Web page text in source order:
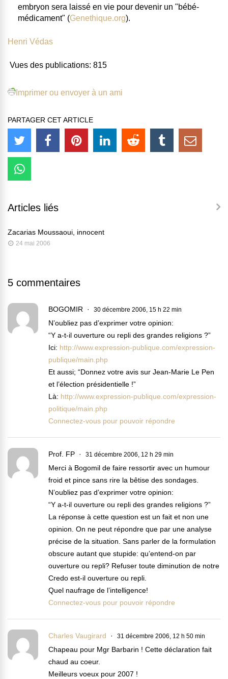
embryon sera laissé en vie pour devenir un "bébé-
médicament" (Genethique.org).
Henri Védas
Vues des publications: 815
Imprimer ou envoyer à un ami
PARTAGER CET ARTICLE
Articles liés
Zacarias Moussaoui, innocent
24 mai 2006
5 commentaires
BOGOMIR 30 décembre 2006, 15 h 22 min
N’oubliez pas d’exprimer votre opinion:
“Y a-t-il ouverture ou repli des grandes religions ?”
Ici: http://www.expression-publique.com/expression-
publique/main.php
Et aussi; “Donnez votre avis sur Jean-Marie Le Pen
et l’élection présidentielle !”
Là: http://www.expression-publique.com/expression-
politique/main.php
Connectez-vous pour pouvoir répondre
Prof. FP 31 décembre 2006, 12 h 29 min
Merci à Bogomil de faire ressortir avec un humour
froid et pince sans rire la bêtise des sondages.
N’oubliez pas d’exprimer votre opinion:
“Y a-t-il ouverture ou repli des grandes religions ?”
La réponse à cette question est un fait et non une
opinion. On ne peut répondre que par une analyse
précise de la situation. Sans parler de la formulation
obscure autant que stupide: qu’entend-on par
ouverture ou repli? Refuser toute diminution de notre
Credo est-il ouverture ou repli.
Quel naufrage de l’intelligence!
Connectez-vous pour pouvoir répondre
Charles Vaugirard 31 décembre 2006, 12 h 50 min
Chapeau pour Mgr Barbarin ! Cette déclaration fait
chaud au coeur.
Meilleurs voeux pour 2007 !